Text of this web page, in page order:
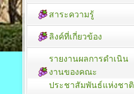
สาระความรู้
ลิงค์ที่เกี่ยวข้อง
รายงานผลการดำเนิน
งานของคณะ
ประชาสัมพันธ์แห่งชาติ